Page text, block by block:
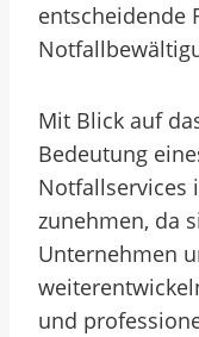
entscheidende
Mit Blick auf
Bedeutung
Notfallservices
zunehmen, da
Unternehmen
und